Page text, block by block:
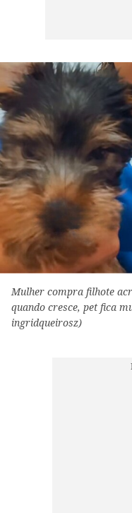
Mulher compra filhote
quando cresce, pet fica
ingridqueirosz)